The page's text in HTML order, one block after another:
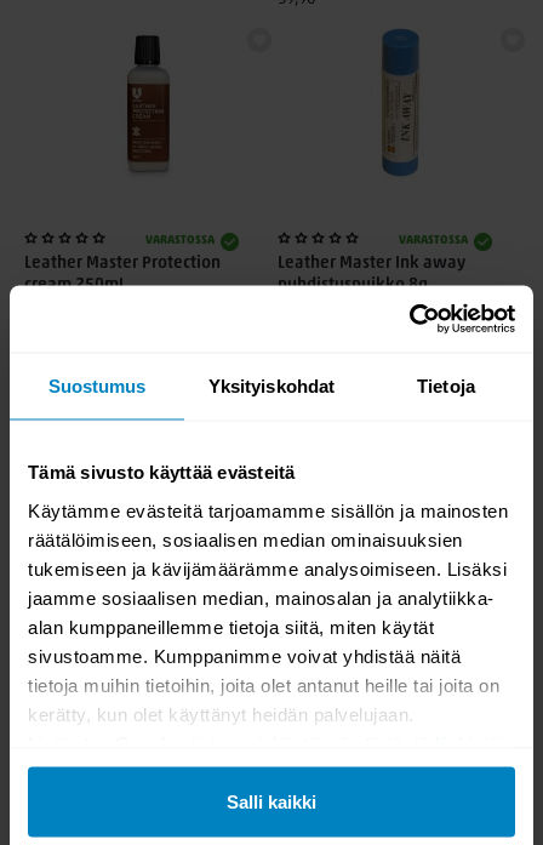
Suostumus Yksityiskohdat Tietoja
Tämä sivusto käyttää evästeitä
Käytämme evästeitä tarjoamamme sisällön ja mainosten
räätälöimiseen, sosiaalisen median ominaisuuksien
tukemiseen ja kävijämäärämme analysoimiseen. Lisäksi
jaamme sosiaalisen median, mainosalan ja analytiikka-
alan kumppaneillemme tietoja siitä, miten käytät
sivustoamme. Kumppanimme voivat yhdistää näitä
tietoja muihin tietoihin, joita olet antanut heille tai joita on
kerätty, kun olet käyttänyt heidän palvelujaan.
Salli kaikki
VARASTOSSA
Leather Master Protection
cream 250ml
VARASTOSSA
Leather Master Ink away
puhdistuspuikko 8g
Kulmavahti
7,90
VARASTOSSA
Softcare Leather balsam 120ml
8,90